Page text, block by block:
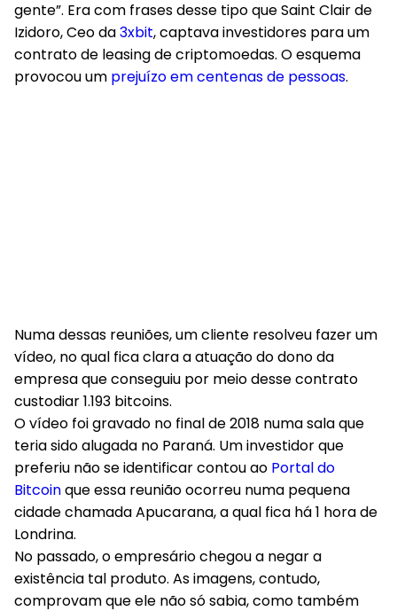
gente”. Era com frases desse tipo que Saint Clair de
Izidoro, Ceo da3xbit, captava investidores para um
contrato de leasing de criptomoedas. O esquema
provocou um prejuízo em centenas de pessoas.
Numa dessas reuniões, um cliente resolveu fazer um
vídeo, no qual fica clara a atuação do dono da
empresa que conseguiu por meio desse contrato
custodiar 1.193 bitcoins.
O vídeo foi gravado no final de 2018 numa sala que
teria sido alugada no Paraná. Um investidor que
preferiu não se identificar contou ao Portal do
Bitcoinque essa reunião ocorreu numa pequena
cidade chamada Apucarana, a qual fica há 1 hora de
Londrina.
No passado, o empresário chegou a negar a
existência tal produto. As imagens, contudo,
comprovam que ele não só sabia, como também